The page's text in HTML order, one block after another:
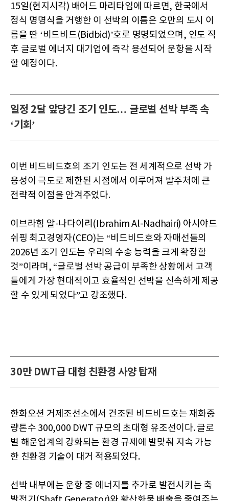
15일(현지시각) 배어드 마리타임에 따르면, 한국에서
정식 명명식을 거행한 이 선박의 이름은 오만의 도시 이
름을 딴 ‘비드비드(Bidbid)’호로 명명되었으며, 인도 직
후 글로벌 에너지 대기업에 즉각 용선되어 운항을 시작
할 예정이다.
일정 2달 앞당긴 조기 인도… 글로벌 선박 부족 속
‘기회’
이번 비드비드호의 조기 인도는 전 세계적으로 선박 가
용성이 극도로 제한된 시점에서 이루어져 발주처에 큰
전략적 이점을 안겨주었다.
이브라힘 알-나다이리(Ibrahim Al-Nadhairi) 아시야드
쉬핑 최고경영자(CEO)는 “비드비드호와 자매선들의
2026년 조기 인도는 우리의 수송 능력을 크게 확장할
것”이라며, “글로벌 선박 공급이 부족한 상황에서 고객
들에게 가장 현대적이고 효율적인 선박을 신속하게 제공
할 수 있게 되었다”고 강조했다.
30만 DWT급 대형 친환경 사양 탑재
한화오션 거제조선소에서 건조된 비드비드호는 재화중
량톤수 300,000 DWT 규모의 초대형 유조선이다. 글로
벌 해운업계의 강화되는 환경 규제에 발맞춰 지속 가능
한 친환경 기술이 대거 적용되었다.
선박 내부에는 운항 중 에너지를 추가로 발전시키는 축